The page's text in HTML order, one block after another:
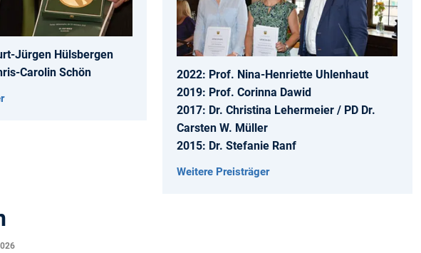
Jürgen Hülsbergen
Carolin Schön
2022: Prof. Nina-Henriette Uhlenhaut
2019: Prof. Corinna Dawid
2017: Dr. Christina Lehermeier / PD Dr.
Carsten W. Müller
2015: Dr. Stefanie Ranf
Weitere Preisträger